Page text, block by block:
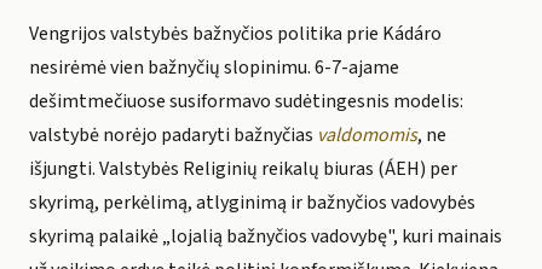
Vengrijos valstybės bažnyčios politika prie Kádáro
nesirėmė vien bažnyčių slopinimu. 6-7-ajame
dešimtmečiuose susiformavo sudėtingesnis modelis:
valstybė norėjo padaryti bažnyčias valdomomis, ne
išjungti. Valstybės Religinių reikalų biuras (ÁEH) per
skyrimą, perkėlimą, atlyginimą ir bažnyčios vadovybės
skyrimą palaikė „lojalią bažnyčios vadovybę", kuri mainais